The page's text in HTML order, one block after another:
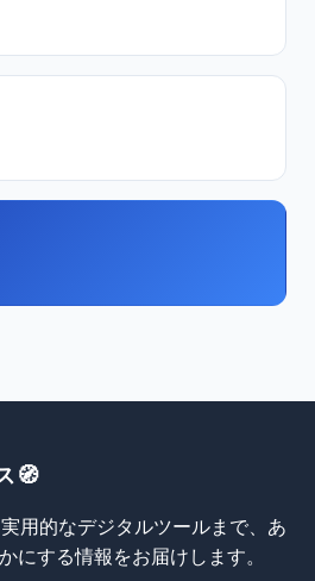
🧭
用的なデジタルツールまで、あ
にする情報をお届けします。